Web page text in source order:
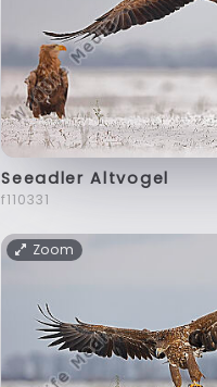
Seeadler Altvogel
f110331
Zoom